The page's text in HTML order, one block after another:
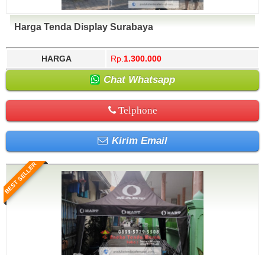
Harga Tenda Display Surabaya
HARGA Rp. 1.300.000
Chat Whatsapp
Telphone
Kirim Email
BEST SELLER